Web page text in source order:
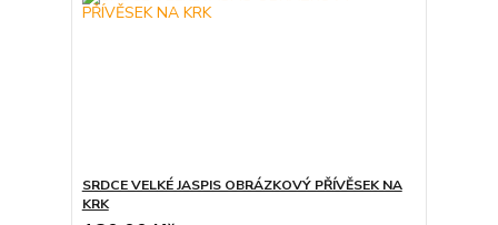
SRDCE VELKÉ JASPIS OBRÁZKOVÝ PŘÍVĚSEK NA
KRK